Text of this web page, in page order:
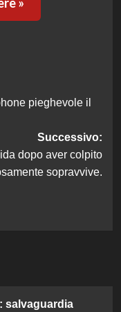
pieghevole il
Successivo:
dopo aver colpito
sopravvive.
salvaguardia